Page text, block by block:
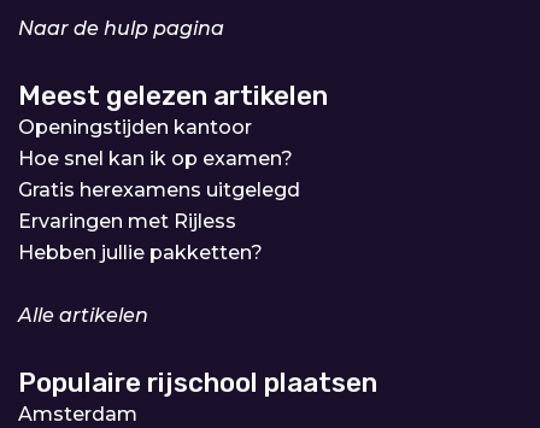
Naar de hulp pagina
Meest gelezen artikelen
Openingstijden kantoor
Hoe snel kan ik op examen?
Gratis herexamens uitgelegd
Ervaringen met Rijless
Hebben jullie pakketten?
Alle artikelen
Populaire rijschool plaatsen
Amsterdam